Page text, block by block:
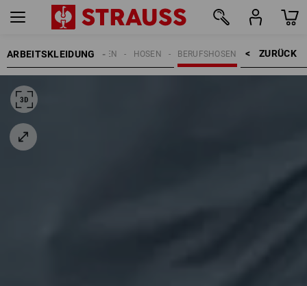
ARBEITSKLEIDUNG ZURÜCK    >
BERUFSHOSEN
HOSEN
DAMEN